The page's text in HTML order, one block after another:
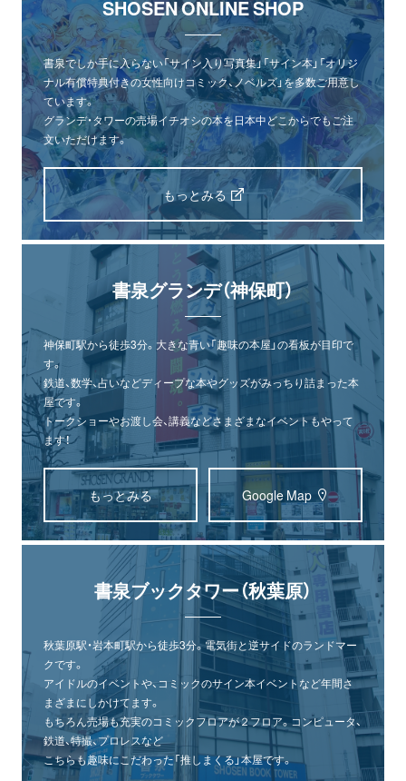
SHOSEN ONLINE SHOP
書泉でしか手に入らない「サイン入り写真集」「サイン本」「オリジ
ナル有償特典付きの女性向けコミック、ノベルズ」を多数ご用意し
ています。
グランデ・タワーの売場イチオシの本を日本中どこからでもご注
文いただけます。
もっとみる
書泉グランデ（神保町）
神保町駅から徒歩3分。大きな青い「趣味の本屋」の看板が目印で
す。
鉄道、数学、占いなどディープな本やグッズがみっちり詰まった本
屋です。
トークショーやお渡し会、講義などさまざまなイベントもやって
ます！
もっとみる Google Map
書泉ブックタワー（秋葉原）
秋葉原駅・岩本町駅から徒歩3分。電気街と逆サイドのランドマー
クです。
アイドルのイベントや、コミックのサイン本イベントなど年間さ
まざまにしかけてます。
もちろん売場も充実のコミックフロアが２フロア。コンピュータ、
鉄道、特撮、プロレスなど
こちらも趣味にこだわった「推しまくる」本屋です。